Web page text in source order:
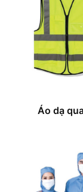
Áo dạ